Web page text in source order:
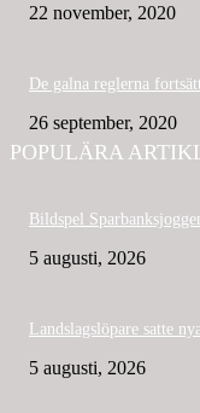
22 november, 2020
De galna reglerna
26 september, 2020
POPULÄRA
Bildspel
5 augusti, 2026
Landslagslöpare satte
5 augusti, 2026